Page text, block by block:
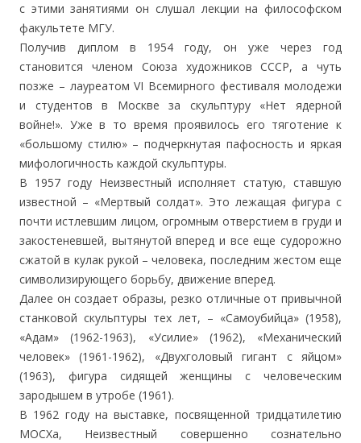
с этими занятиями он слушал лекции на философском
факультете МГУ.
Получив диплом в 1954 году, он уже через год
становится членом Союза художников СССР, а чуть
позже – лауреатом VI Всемирного фестиваля молодежи
и студентов в Москве за скульптуру «Нет ядерной
войне!». Уже в то время проявилось его тяготение к
«большому стилю» – подчеркнутая пафосность и яркая
мифологичность каждой скульптуры.
В 1957 году Неизвестный исполняет статую, ставшую
известной – «Мертвый солдат». Это лежащая фигура с
почти истлевшим лицом, огромным отверстием в груди и
закостеневшей, вытянутой вперед и все еще судорожно
сжатой в кулак рукой – человека, последним жестом еще
символизирующего борьбу, движение вперед.
Далее он создает образы, резко отличные от привычной
станковой скульптуры тех лет, – «Самоубийца» (1958),
«Адам» (1962-1963), «Усилие» (1962), «Механический
человек» (1961-1962), «Двухголовый гигант с яйцом»
(1963), фигура сидящей женщины с человеческим
зародышем в утробе (1961).
В 1962 году на выставке, посвященной тридцатилетию
МОСХа, Неизвестный совершенно сознательно